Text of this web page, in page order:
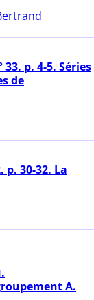
p. 4-5. Séries
de
p. 30-32. La
A.